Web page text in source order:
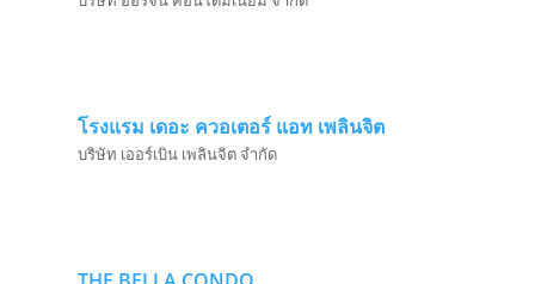
โรงแรม เดอะ ควอเตอร์ แอท เพลินจิต
บริษัท เออร์เบิน เพลินจิต จำกัด